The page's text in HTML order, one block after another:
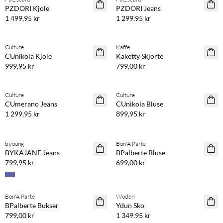
NYHET
PZDORI Kjole
1 499,95 kr
NYHET
PZDORI Jeans
1 299,95 kr
NYHET
Culture
CUnikola Kjole
999,95 kr
NYHET
Kaffe
Kaketty Skjorte
799,00 kr
NYHET
Culture
CUmerano Jeans
1 299,95 kr
NYHET
Culture
CUnikola Bluse
899,95 kr
NYHET
b.young
BYKAJANE Jeans
799,95 kr
NYHET
Bon'A Parte
BPalberte Bluse
699,00 kr
NYHET
Kjøp min. 2 & spar 20 %
Bon'A Parte
BPalberte Bukser
799,00 kr
NYHET
Woden
Ydun Sko
1 349,95 kr